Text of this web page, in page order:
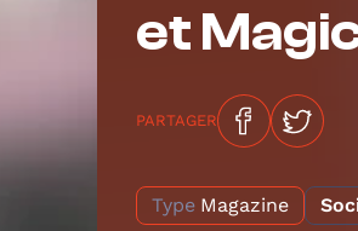
et
PARTAGER
Type Magazine